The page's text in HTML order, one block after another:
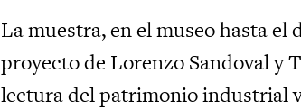
La muestra, en el museo hasta el
proyecto de Lorenzo Sandoval y
lectura del patrimonio industrial